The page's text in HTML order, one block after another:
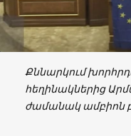
Քննարկում
հեղինակներից
ժամանակ ամբիոն